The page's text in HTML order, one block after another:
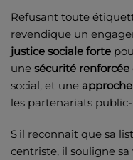
Refusant toute
revendique un
justice sociale forte
une sécurité renforcée
social, et une
les partenariats
S'il reconnaît que sa
centriste, il souligne